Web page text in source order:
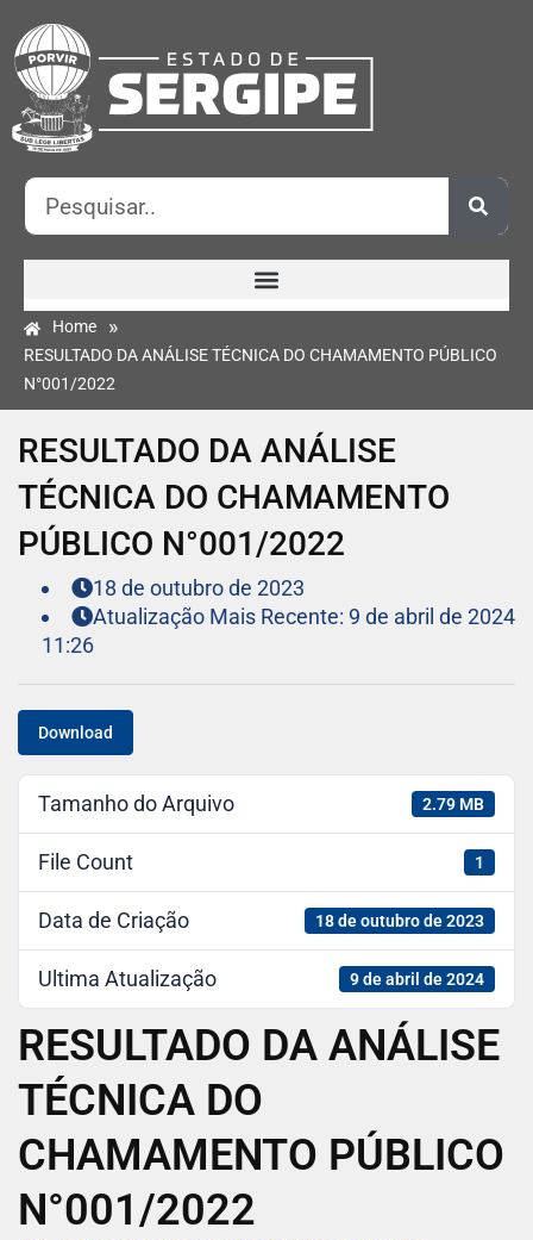
Home »
RESULTADO DA ANÁLISE TÉCNICA DO CHAMAMENTO PÚBLICO
N°001/2022
RESULTADO DA ANÁLISE
TÉCNICA DO CHAMAMENTO
PÚBLICO N°001/2022
18 de outubro de 2023
Atualização Mais Recente: 9 de abril de 2024
11:26
Download
Tamanho do Arquivo 2.79 MB
File Count 1
Data de Criação 18 de outubro de 2023
Ultima Atualização 9 de abril de 2024
RESULTADO DA ANÁLISE
TÉCNICA DO
CHAMAMENTO PÚBLICO
N°001/2022